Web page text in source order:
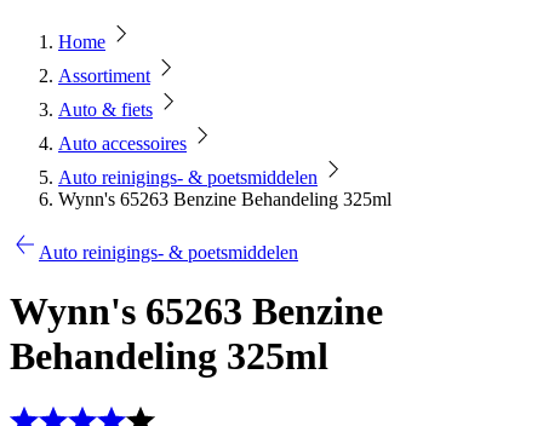
Home
Assortiment
Auto & fiets
Auto accessoires
Auto reinigings- & poetsmiddelen
Wynn's 65263 Benzine Behandeling 325ml
Auto reinigings- & poetsmiddelen
Wynn's 65263 Benzine
Behandeling 325ml